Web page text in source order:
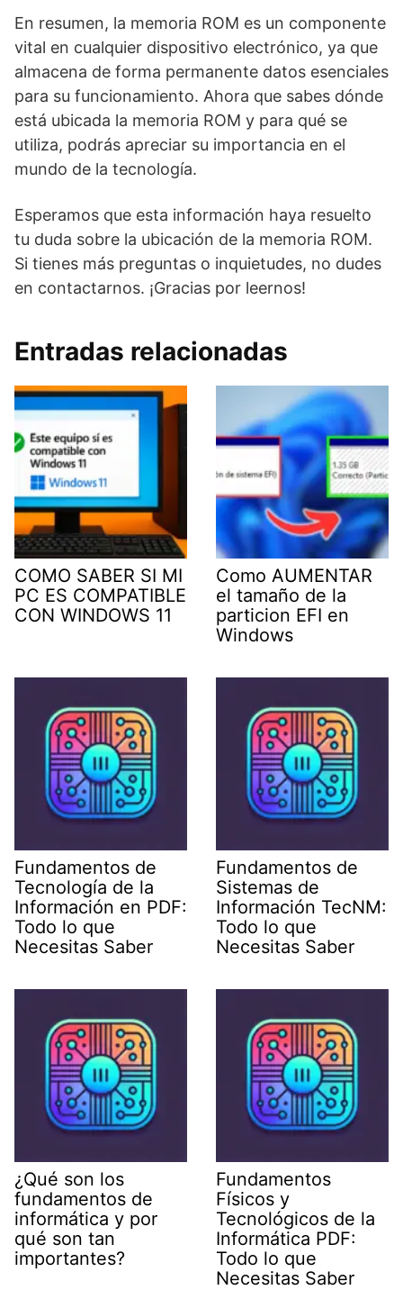
En resumen, la memoria ROM es un componente
vital en cualquier dispositivo electrónico, ya que
almacena de forma permanente datos esenciales
para su funcionamiento. Ahora que sabes dónde
está ubicada la memoria ROM y para qué se
utiliza, podrás apreciar su importancia en el
mundo de la tecnología.
Esperamos que esta información haya resuelto
tu duda sobre la ubicación de la memoria ROM.
Si tienes más preguntas o inquietudes, no dudes
en contactarnos. ¡Gracias por leernos!
Entradas relacionadas
COMO SABER SI MI
PC ES COMPATIBLE
CON WINDOWS 11
Como AUMENTAR
el tamaño de la
particion EFI en
Windows
Fundamentos de
Tecnología de la
Información en PDF:
Todo lo que
Necesitas Saber
Fundamentos de
Sistemas de
Información TecNM:
Todo lo que
Necesitas Saber
¿Qué son los
fundamentos de
informática y por
qué son tan
importantes?
Fundamentos
Físicos y
Tecnológicos de la
Informática PDF:
Todo lo que
Necesitas Saber